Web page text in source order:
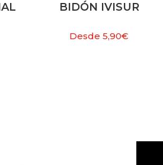
BIDÓN IVISUR
Desde5,90€